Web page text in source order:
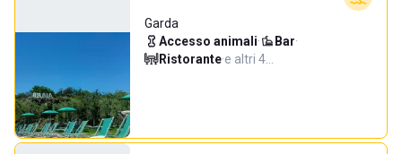
Garda
Accesso animali· Bar·
Ristorante·e altri 4…